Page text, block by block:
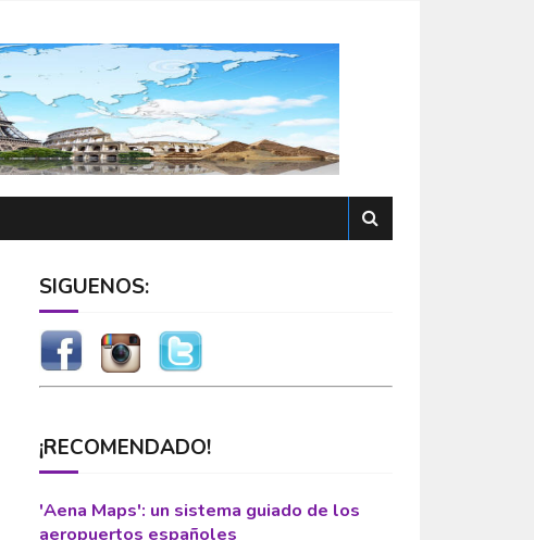
SÍGUENOS:
¡RECOMENDADO!
'Aena Maps': un sistema guiado de los
aeropuertos españoles